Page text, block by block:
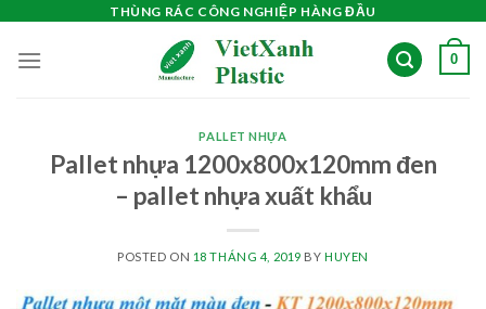
content
THÙNG RÁC CÔNG NGHIỆP HÀNG ĐẦU
0
PALLET NHỰA
Pallet nhựa 1200x800x120mm đen
– pallet nhựa xuất khẩu
POSTED ON 18 THÁNG 4, 2019 BY HUYEN